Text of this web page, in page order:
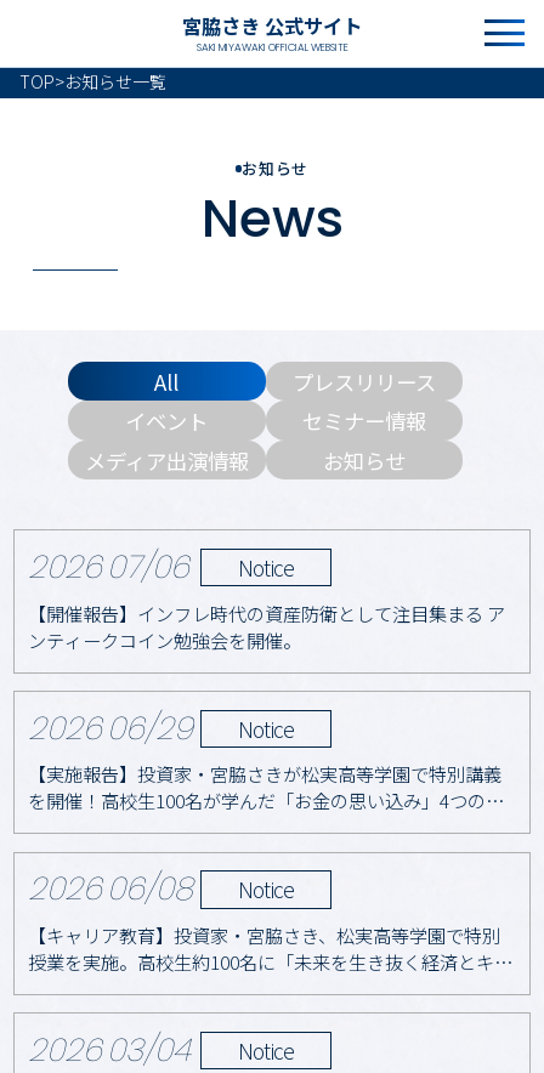
宮脇さき 公式サイト
SAKI MIYAWAKI OFFICIAL WEBSITE
TOP>お知らせ一覧
お知らせ
News
All
プレスリリース
イベント
セミナー情報
メディア出演情報
お知らせ
2026 07/06 Notice
【開催報告】インフレ時代の資産防衛として注目集まる ア
ンティークコイン勉強会を開催。
2026 06/29 Notice
【実施報告】投資家・宮脇さきが松実高等学園で特別講義
を開催！高校生100名が学んだ「お金の思い込み」4つのア
ップデート術
2026 06/08 Notice
【キャリア教育】投資家・宮脇さき、松実高等学園で特別
授業を実施。高校生約100名に「未来を生き抜く経済とキャ
リア」を伝える
2026 03/04 Notice